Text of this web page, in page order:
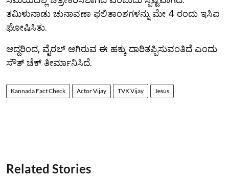
ತಮಿಳುನಾಡು ಚುನಾವಣಾ ಫಲಿತಾಂಶಗಳನ್ನು ಮೇ 4 ರಂದು ಇಸಿಐ
ಘೋಷಿಸಿತು.
ಆದ್ದರಿಂದ, ವೈರಲ್ ಆಗಿರುವ ಈ ಹಕ್ಕು ದಾರಿತಪ್ಪಿಸುವಂತಿದೆ ಎಂದು
ಸೌತ್ ಚೆಕ್ ತೀರ್ಮಾನಿಸಿದೆ.
Kannada Fact Check Actor Vijay TVK Vijay Jesus
Related Stories